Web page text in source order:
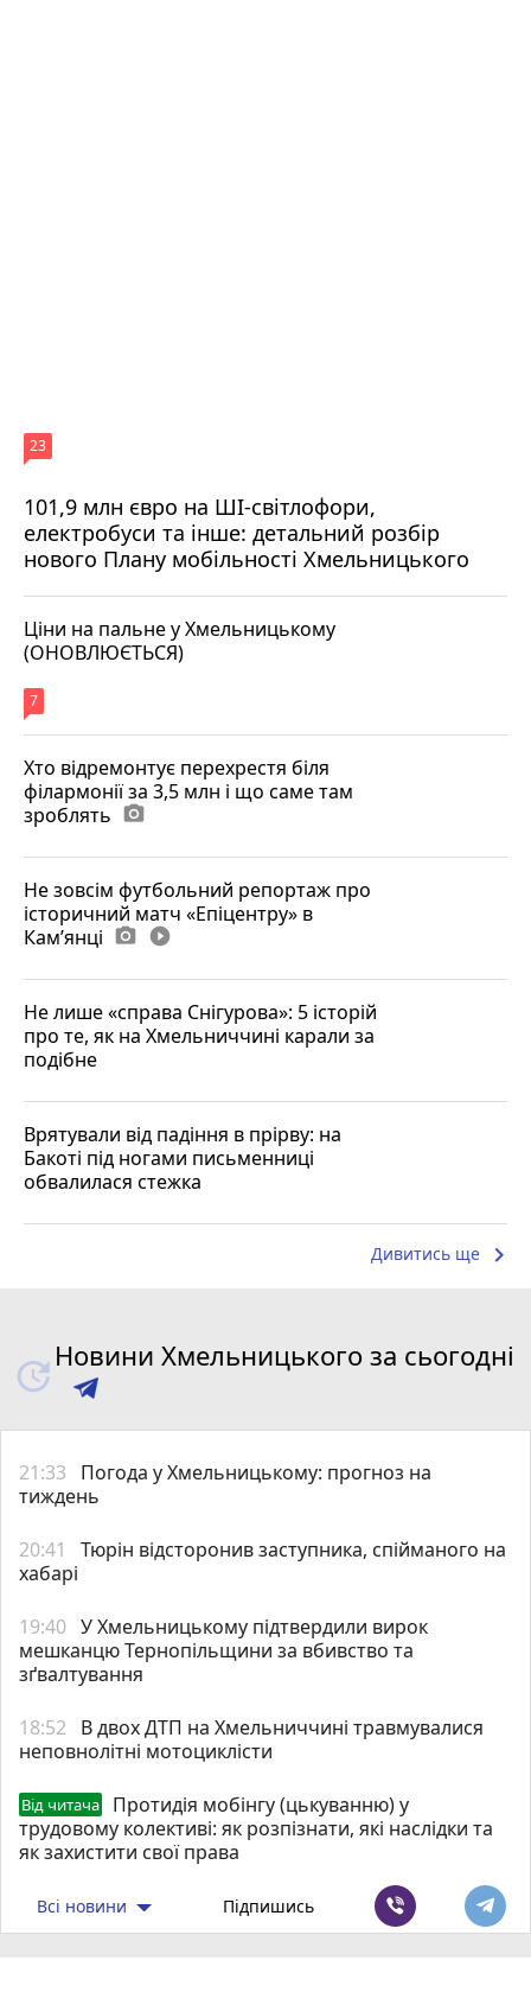
101,9 млн євро на ШІ-світлофори,
електробуси та інше: детальний розбір
нового Плану мобільності Хмельницького
23
Ціни на пальне у Хмельницькому
(ОНОВЛЮЄТЬСЯ)
7
Хто відремонтує перехрестя біля
філармонії за 3,5 млн і що саме там
зроблять photo_camera
Не зовсім футбольний репортаж про
історичний матч «Епіцентру» в
Камʼянці photo_camera play_circle_filled
Не лише «справа Снігурова»: 5 історій
про те, як на Хмельниччині карали за
подібне
Врятували від падіння в прірву: на
Бакоті під ногами письменниці
обвалилася стежка
Дивитись ще keyboard_arrow_right
Новини Хмельницького за сьогодні
21:33
Погода у Хмельницькому: прогноз на
тиждень
20:41
Тюрін відсторонив заступника, спійманого на
хабарі
19:40 У Хмельницькому підтвердили вирок
мешканцю Тернопільщини за вбивство та
зґвалтування
18:52
В двох ДТП на Хмельниччині травмувалися
неповнолітні мотоциклісти
Від читача
Протидія мобінгу (цькуванню) у
трудовому колективі: як розпізнати, які наслідки та
як захистити свої права
Всі новини Підпишись